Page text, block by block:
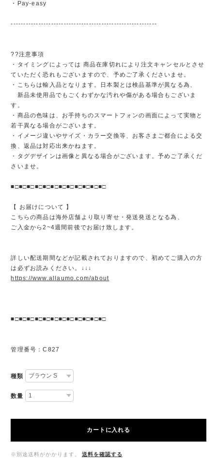
・Pay-easy
----------------------------------------------------------
??注意事項
・タイミングによっては 商品在庫切れにより注文キャンセルとさせ
ていただく恐れもございますので、予めご了承くださいませ。
・こちらは輸入品となります。日本製とは検品基準が異なる為、
新品未使用品でもごくわずかな汚れや傷がある場合もございま
す。
・商品の色味は、お手持ちのスマートフォンの画面によって実物と
若干異なる場合がございます。
・イメージ違いやサイズ・カラー交換等、お客さまご都合による交
換、返品は対応出来かねます。
・タグデザインは画像と異なる場合がございます。予めご了承くだ
さいませ。
■□■□■□■□■□■□■□■□■□■□■□■□
【 お届けについて 】
こちらの商品は海外店舗より取り寄せ・発送発送となる為、
ご入金から2~4週間前後でお届け致します。
詳しい配送期間などが記載されておりますので、初めてご購入の方
は必ずお読みください。↓↓↓
https://www.allaumo.com/about
■□■□■□■□■□■□■□■□■□■□■□■□
管理番号：C827
種類
数量
カートに入れる
※別途送料がかかります。
送料を確認する